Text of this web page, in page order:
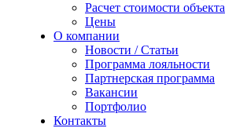
Расчет стоимости объекта
Цены
О компании
Новости / Статьи
Программа лояльности
Партнерская программа
Вакансии
Портфолио
Контакты